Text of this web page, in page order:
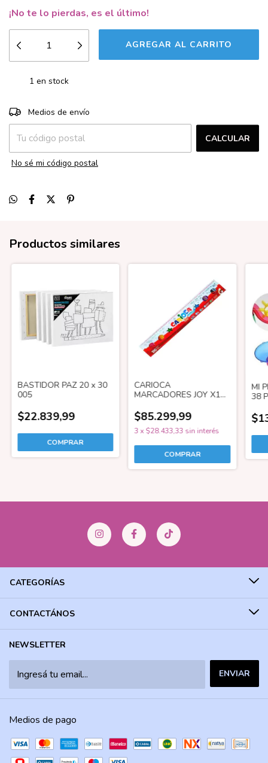
¡No te lo pierdas, es el último!
1 en stock
Entregas para el CP:
Medios de envío
CALCULAR
No sé mi código postal
Productos similares
BASTIDOR PAZ 20 x 30
005
$22.839,99
CARIOCA
MARCADORES JOY X100
$85.299,99
3 x$28.433,33 sin interés
MI
38
CATEGORÍAS
CONTACTÁNOS
NEWSLETTER
Medios de pago